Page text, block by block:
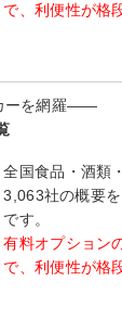
で、利便性が格
ーを網羅――
全国食品・酒類
3,063社の概要
です。
有料オプション
で、利便性が格